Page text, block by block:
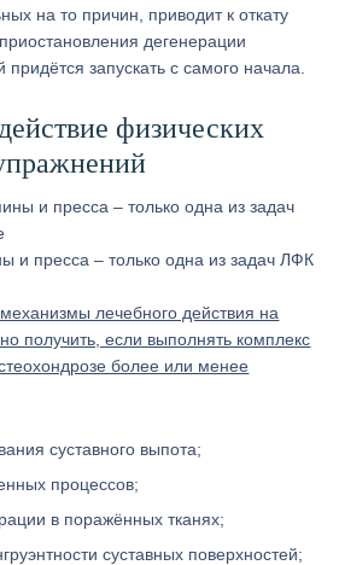
на то причин, приводит к откату
дегенерации
придётся запускать с самого начала.
физических
и пресса – только одна из задач ЛФК
лечебного действия на
получить, если выполнять комплекс
более или менее
суставного выпота;
процессов;
в поражённых тканях;
суставных поверхностей;